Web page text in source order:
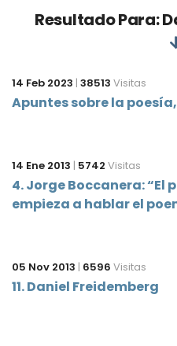
Resultado Para:
14 Feb 2023 | 38513 Visitas
Apuntes sobre la
14 Ene 2013 | 5742 Visitas
4. Jorge Boccanera:
empieza a hablar el
05 Nov 2013 | 6596 Visitas
11. Daniel Freidemberg